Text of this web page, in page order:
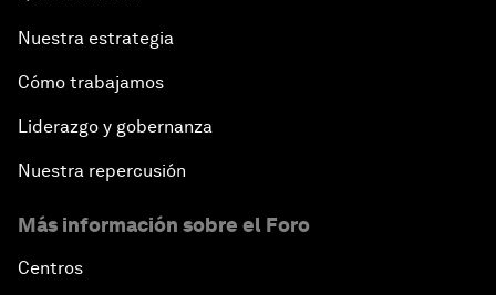
Nuestra estrategia
Cómo trabajamos
Liderazgo y gobernanza
Nuestra repercusión
Más información sobre el Foro
Centros